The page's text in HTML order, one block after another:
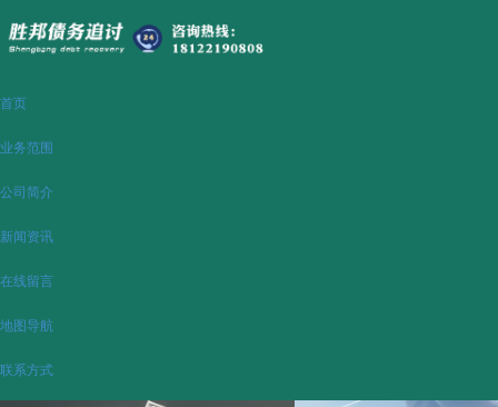
首页
业务范围
公司简介
新闻资讯
在线留言
地图导航
联系方式